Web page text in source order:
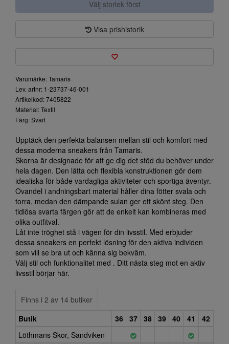
Välj storlek först
Visa prishistorik
Varumärke: Tamaris
Lev. artnr: 1-23737-46-001
Artikelkod: 7405822
Material: Textil
Färg: Svart
Upptäck den perfekta balansen mellan stil och komfort med
dessa moderna sneakers från Tamaris.
Skorna är designade för att ge dig det stöd du behöver under
hela dagen. Den lätta och flexibla konstruktionen gör dem
idealiska för både vardagliga aktiviteter och sportiga äventyr.
Ovandel i andningsbart material håller dina fötter svala och
torra, medan den dämpande sulan ger ett skönt steg. Den
tidlösa svarta färgen gör att de enkelt kan kombineras med
olika outfitval.
Låt inte tröghet stå i vägen för din livsstil. Med erbjuder
dessa sneakers en perfekt lösning för den aktiva individen
som vill se bra ut och känna sig bekväm.
Välj stil och funktionalitet med . Ditt nästa steg mot en aktiv
livsstil börjar här.
Finns i 2 av 14 butiker
Butik
36 37 38 39 40 41
42
Löthmans Skor, Sandviken